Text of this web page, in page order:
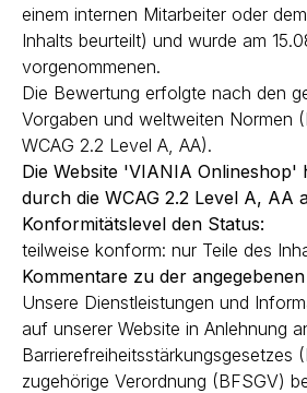
einem internen Mitarbeiter oder
Inhalts beurteilt) und wurde am
vorgenommenen.
Die Bewertung erfolgte nach den
Vorgaben und weltweiten Normen
WCAG 2.2 Level A, AA).
Die Website 'VIANIA Onlineshop'
durch die WCAG 2.2 Level A, AA
Konformitätslevel den Status:
teilweise konform: nur Teile des
Kommentare zu der
Unsere Dienstleistungen und
auf unserer Website in Anlehnung
Barrierefreiheitsstärkungsgesetzes
zugehörige Verordnung (BFSGV)